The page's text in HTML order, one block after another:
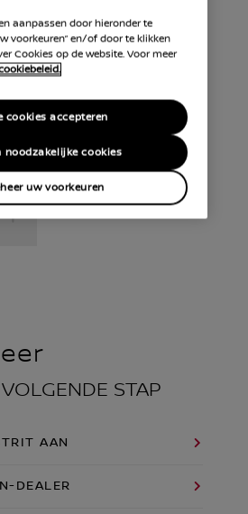
STAP
AAN
DEALER
aanpassen door hieronder te
voorkeuren” en/of door te klikken
Cookies op de website. Voor meer
uw voorkeuren
noodzakelijke cookies
cookies accepteren